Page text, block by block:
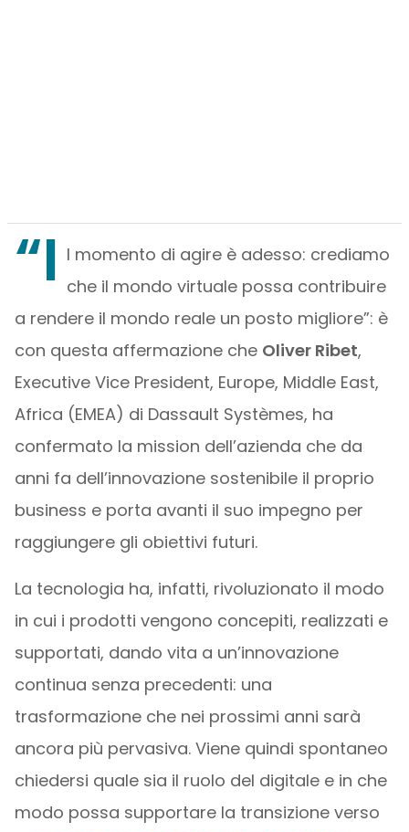
“I l momento di agire è adesso: crediamo
che il mondo virtuale possa contribuire
a rendere il mondo reale un posto migliore”: è
con questa affermazione che Oliver Ribet,
Executive Vice President, Europe, Middle East,
Africa (EMEA) di Dassault Systèmes, ha
confermato la mission dell’azienda che da
anni fa dell’innovazione sostenibile il proprio
business e porta avanti il suo impegno per
raggiungere gli obiettivi futuri.
La tecnologia ha, infatti, rivoluzionato il modo
in cui i prodotti vengono concepiti, realizzati e
supportati, dando vita a un’innovazione
continua senza precedenti: una
trasformazione che nei prossimi anni sarà
ancora più pervasiva. Viene quindi spontaneo
chiedersi quale sia il ruolo del digitale e in che
modo possa supportare la transizione verso